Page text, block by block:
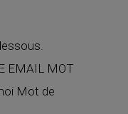
EMAIL MOT
Mot de